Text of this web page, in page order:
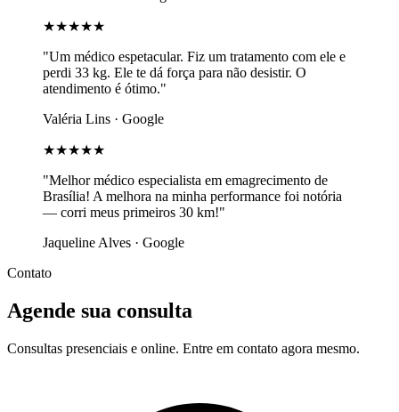
★★★★★
"Um médico espetacular. Fiz um tratamento com ele e
perdi 33 kg. Ele te dá força para não desistir. O
atendimento é ótimo."
Valéria Lins · Google
★★★★★
"Melhor médico especialista em emagrecimento de
Brasília! A melhora na minha performance foi notória
— corri meus primeiros 30 km!"
Jaqueline Alves · Google
Contato
Agende sua consulta
Consultas presenciais e online. Entre em contato agora mesmo.